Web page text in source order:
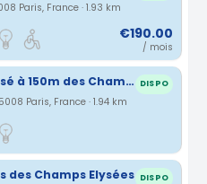
Paris, France · 1.93 km
€190.00
/ mois
Parking sécurisé à 150m des Champs Elysées DISPO
Paris, France · 1.94 km
des Champs Elysées DISPO